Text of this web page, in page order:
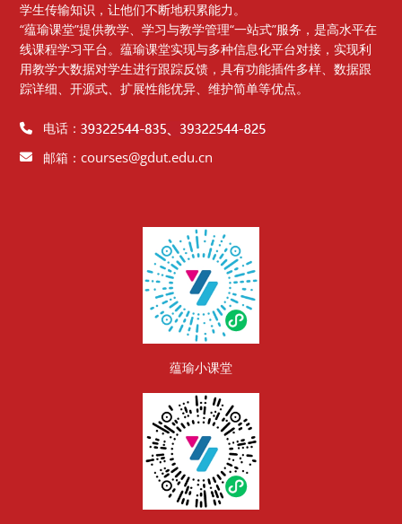
学生传输知识，让他们不断地积累能力。
“蕴瑜课堂”提供教学、学习与教学管理“一站式”服务，是高水平在
线课程学习平台。蕴瑜课堂实现与多种信息化平台对接，实现利
用教学大数据对学生进行跟踪反馈，具有功能插件多样、数据跟
踪详细、开源式、扩展性能优异、维护简单等优点。
电话：
邮箱：courses@gdut.edu.cn
蕴瑜小课堂